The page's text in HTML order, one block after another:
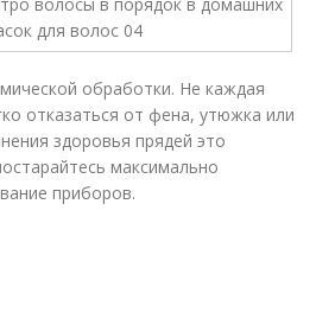
обработки. Не каждая
отказаться от фена, утюжка или
здоровья прядей это
максимально
приборов.